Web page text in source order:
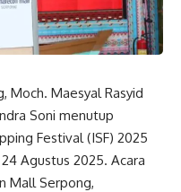
Moch. Maesyal Rasyid
Soni menutup
Festival (ISF) 2025
Agustus 2025. Acara
Mall Serpong,